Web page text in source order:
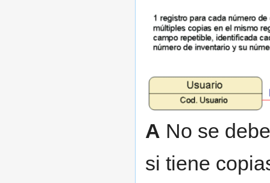
A No se
si tiene